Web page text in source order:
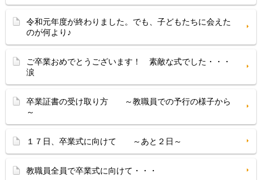
令和元年度が終わりました。でも、子どもたちに会えた
のが何より♪
ご卒業おめでとうございます！ 素敵な式でした・・・
涙
卒業証書の受け取り方 ～教職員での予行の様子から
～
１７日、卒業式に向けて ～あと２日～
教職員全員で卒業式に向けて・・・